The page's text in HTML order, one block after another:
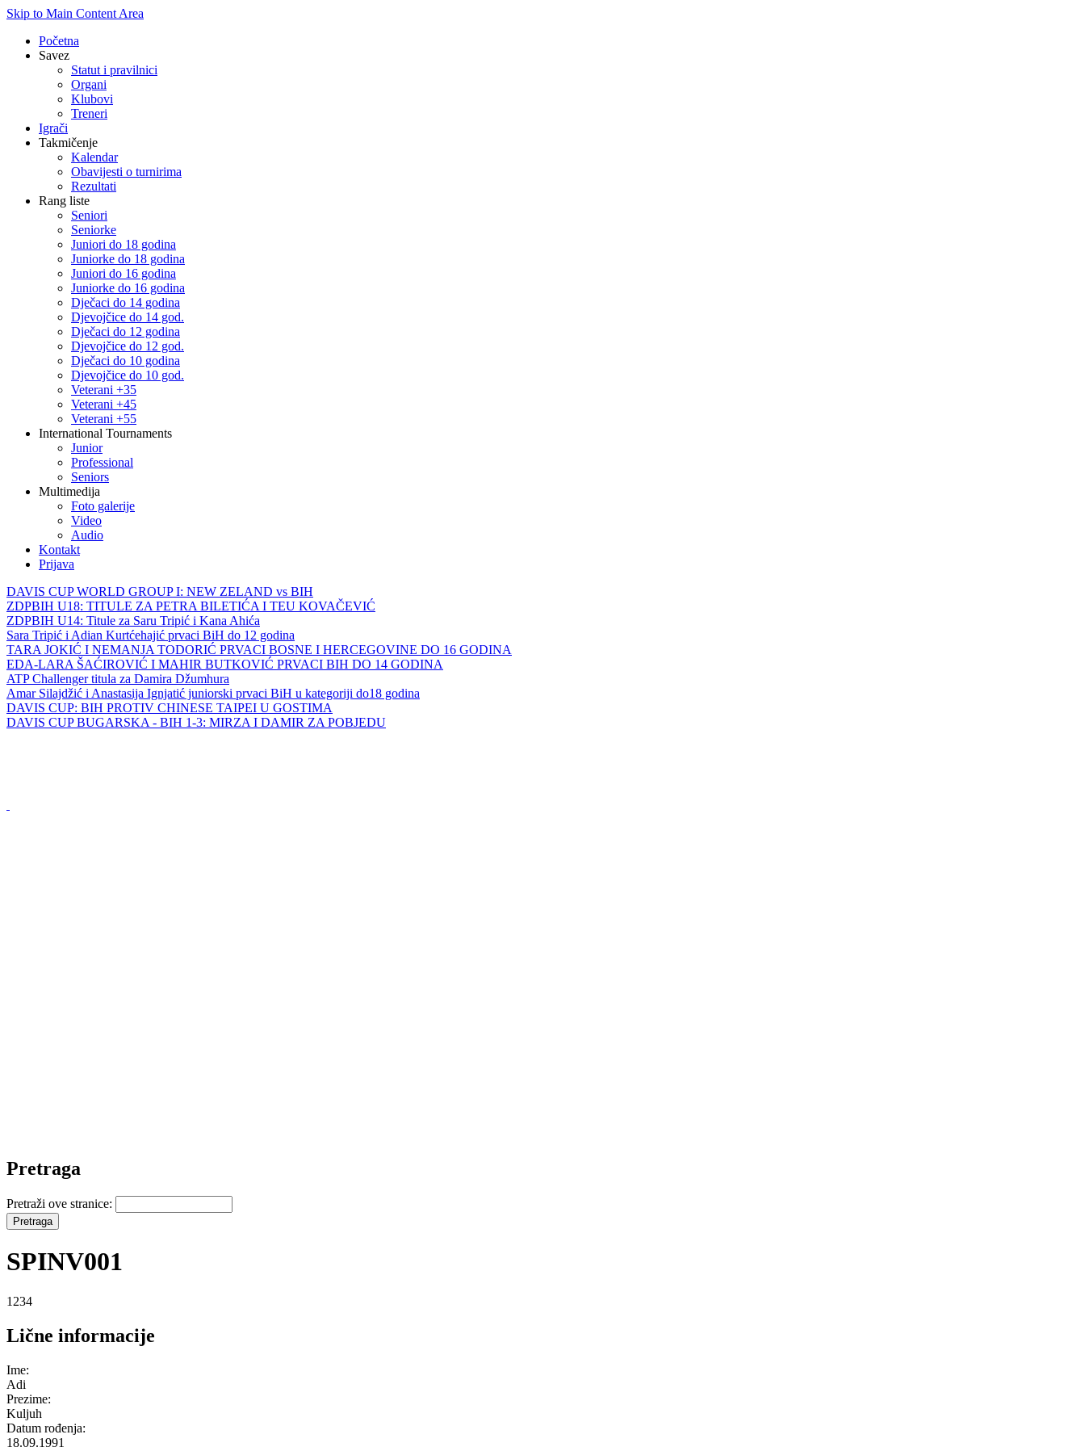
Skip to Main Content Area
Početna
Savez
Statut i pravilnici
Organi
Klubovi
Treneri
Igrači
Takmičenje
Kalendar
Obavijesti o turnirima
Rezultati
Rang liste
Seniori
Seniorke
Juniori do 18 godina
Juniorke do 18 godina
Juniori do 16 godina
Juniorke do 16 godina
Dječaci do 14 godina
Djevojčice do 14 god.
Dječaci do 12 godina
Djevojčice do 12 god.
Dječaci do 10 godina
Djevojčice do 10 god.
Veterani +35
Veterani +45
Veterani +55
International Tournaments
Junior
Professional
Seniors
Multimedija
Foto galerije
Video
Audio
Kontakt
Prijava
DAVIS CUP WORLD GROUP I: NEW ZELAND vs BIH
ZDPBIH U18: TITULE ZA PETRA BILETIĆA I TEU KOVAČEVIĆ
ZDPBIH U14: Titule za Saru Tripić i Kana Ahića
Sara Tripić i Adian Kurtćehajić prvaci BiH do 12 godina
TARA JOKIĆ I NEMANJA TODORIĆ PRVACI BOSNE I HERCEGOVINE DO 16 GODINA
EDA-LARA ŠAĆIROVIĆ I MAHIR BUTKOVIĆ PRVACI BIH DO 14 GODINA
ATP Challenger titula za Damira Džumhura
Amar Silajdžić i Anastasija Ignjatić juniorski prvaci BiH u kategoriji do18 godina
DAVIS CUP: BIH PROTIV CHINESE TAIPEI U GOSTIMA
DAVIS CUP BUGARSKA - BIH 1-3: MIRZA I DAMIR ZA POBJEDU
Pretraga
Pretraži ove stranice:
SPINV001
1234
Lične informacije
Ime:
Adi
Prezime:
Kuljuh
Datum rođenja:
18.09.1991